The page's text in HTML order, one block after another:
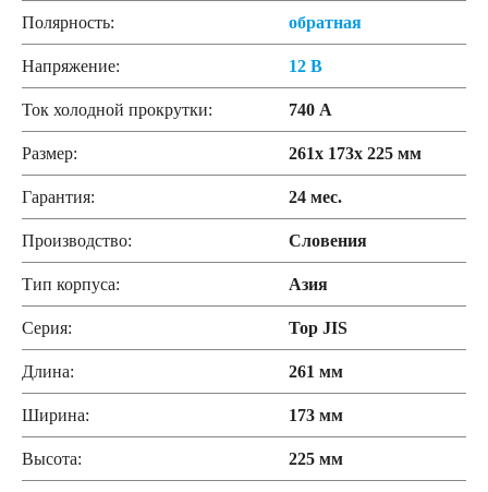
Полярность: обратная
Напряжение: 12 В
Ток холодной прокрутки: 740 А
Размер: 261x 173x 225 мм
Гарантия: 24 мес.
Производство: Словения
Тип корпуса: Азия
Серия: Top JIS
Длина: 261 мм
Ширина: 173 мм
Высота: 225 мм